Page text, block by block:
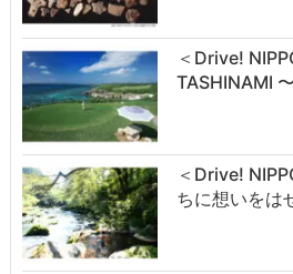
＜Drive!
TASHINAMI
＜Drive!
ちに想いをは